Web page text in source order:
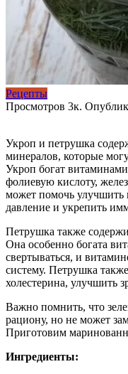
Рецепты
Просмотров 3к.
Укроп и петрушка
минералов, которые
Укроп богат
фолиевую кислоту,
может помочь улучшить
давление и укрепить
Петрушка также
Она особенно богата
свертываться, и
систему. Петрушка
холестерина, улучшить
Важно помнить, что
рациону, но не может
Приготовим
Ингредиенты: